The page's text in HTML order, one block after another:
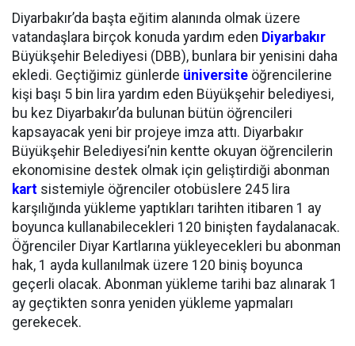
Diyarbakır’da başta eğitim alanında olmak üzere
vatandaşlara birçok konuda yardım eden Diyarbakır
Büyükşehir Belediyesi (DBB), bunlara bir yenisini daha
ekledi. Geçtiğimiz günlerde üniversite öğrencilerine
kişi başı 5 bin lira yardım eden Büyükşehir belediyesi,
bu kez Diyarbakır’da bulunan bütün öğrencileri
kapsayacak yeni bir projeye imza attı. Diyarbakır
Büyükşehir Belediyesi’nin kentte okuyan öğrencilerin
ekonomisine destek olmak için geliştirdiği abonman
kart sistemiyle öğrenciler otobüslere 245 lira
karşılığında yükleme yaptıkları tarihten itibaren 1 ay
boyunca kullanabilecekleri 120 binişten faydalanacak.
Öğrenciler Diyar Kartlarına yükleyecekleri bu abonman
hak, 1 ayda kullanılmak üzere 120 biniş boyunca
geçerli olacak. Abonman yükleme tarihi baz alınarak 1
ay geçtikten sonra yeniden yükleme yapmaları
gerekecek.